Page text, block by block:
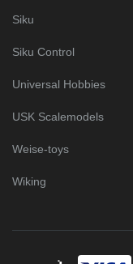
Siku
Siku Control
Universal Hobbies
USK Scalemodels
Weise-toys
Wiking